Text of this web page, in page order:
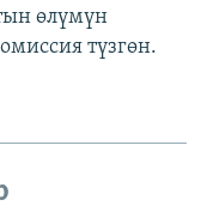
өлүмүн
түзгөн.